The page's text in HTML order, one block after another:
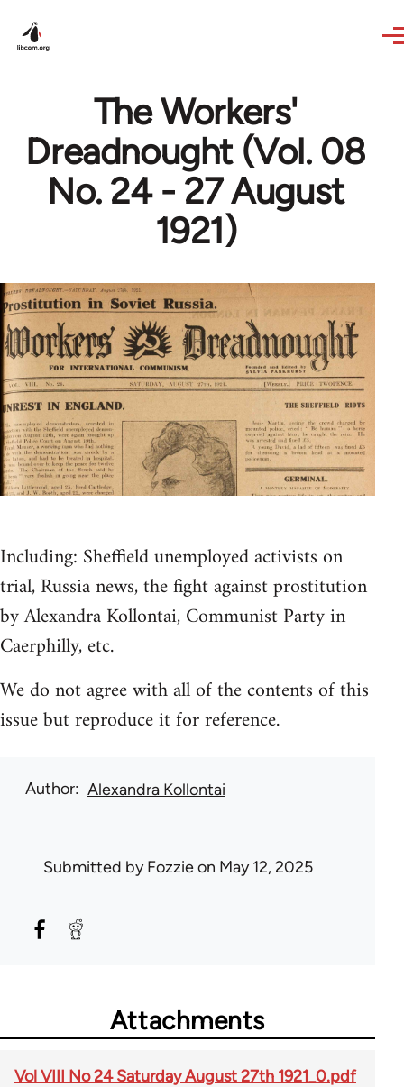
The Workers'
Dreadnought (Vol. 08
No. 24 - 27 August
1921)
Including: Sheffield unemployed activists on
trial, Russia news, the fight against prostitution
by Alexandra Kollontai, Communist Party in
Caerphilly, etc.
We do not agree with all of the contents of this
issue but reproduce it for reference.
Author Alexandra Kollontai
Submitted byFozzieon May 12, 2025
Attachments
Vol VIII No 24 Saturday August 27th 1921_0.pdf